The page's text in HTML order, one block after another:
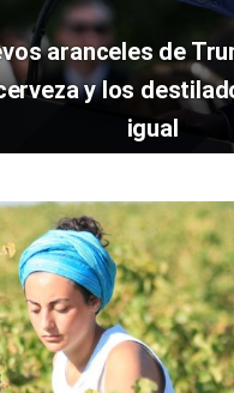
aranceles de
y los
igual